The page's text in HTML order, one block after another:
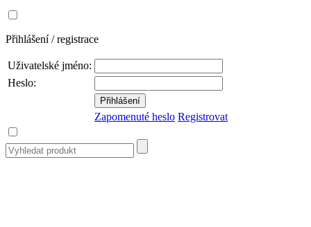
Přihlášení / registrace
Uživatelské jméno:
Heslo:
Zapomenuté heslo Registrovat